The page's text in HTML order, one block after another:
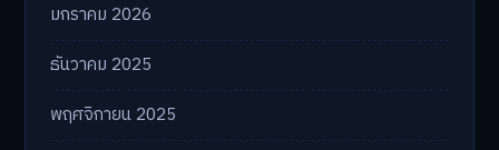
มกราคม 2026
ธันวาคม 2025
พฤศจิกายน 2025